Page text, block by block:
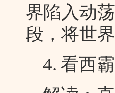
界陷入动
段，将世
4. 看西